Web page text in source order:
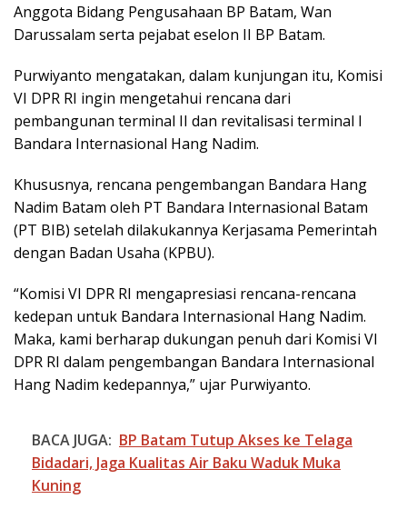
Anggota Bidang Pengusahaan BP Batam, Wan
Darussalam serta pejabat eselon II BP Batam.
Purwiyanto mengatakan, dalam kunjungan itu, Komisi
VI DPR RI ingin mengetahui rencana dari
pembangunan terminal II dan revitalisasi terminal I
Bandara Internasional Hang Nadim.
Khususnya, rencana pengembangan Bandara Hang
Nadim Batam oleh PT Bandara Internasional Batam
(PT BIB) setelah dilakukannya Kerjasama Pemerintah
dengan Badan Usaha (KPBU).
“Komisi VI DPR RI mengapresiasi rencana-rencana
kedepan untuk Bandara Internasional Hang Nadim.
Maka, kami berharap dukungan penuh dari Komisi VI
DPR RI dalam pengembangan Bandara Internasional
Hang Nadim kedepannya,” ujar Purwiyanto.
BACA JUGA: BP Batam Tutup Akses ke Telaga
Bidadari, Jaga Kualitas Air Baku Waduk Muka
Kuning